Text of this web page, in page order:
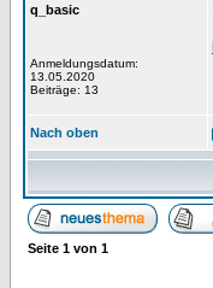
q_basic
Anmeldungsdatum:
13.05.2020
Beiträge: 13
Nach oben
Seite 1 von 1